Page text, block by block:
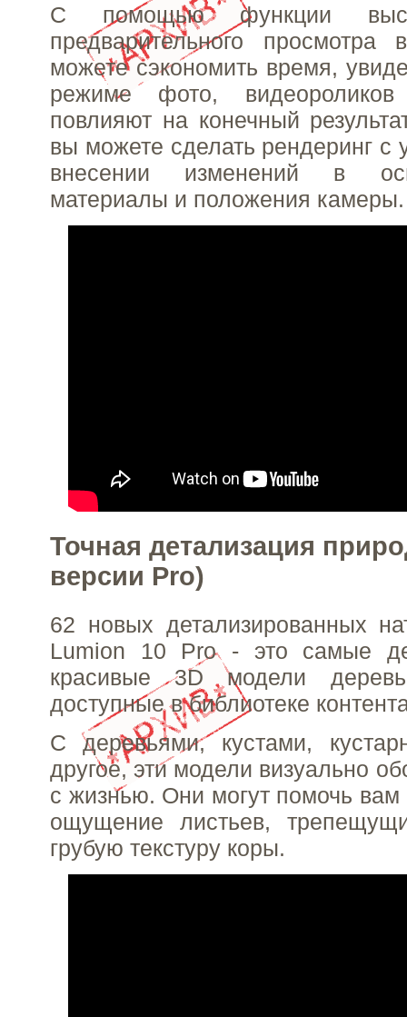
С помощью функции
предварительного
можете сэкономить время,
режиме фото,
повлияют на конечный
вы можете сделать рендеринг с
внесении изменений в
материалы и положения камеры.
Точная детализация
версии Pro)
62 новых детализированных
Lumion 10 Pro - это самые
красивые 3D модели
доступные в библиотеке
С деревьями, кустами,
другое, эти модели визуально
с жизнью. Они могут помочь вам
ощущение листьев,
грубую текстуру коры.